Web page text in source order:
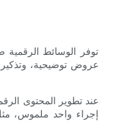
توفر الوسائط الرقمية
عروض توضيحية،
عند تطوير المحتوى
إجراء واحد ملموس،